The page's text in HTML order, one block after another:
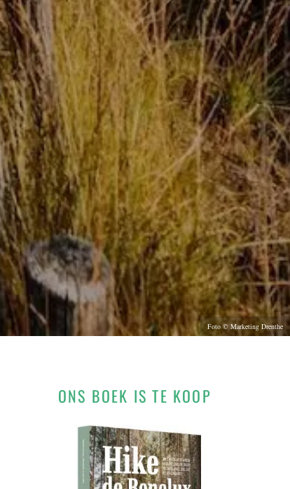
Foto © Marketing Drenthe
ONS BOEK IS TE KOOP